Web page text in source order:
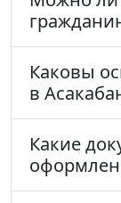
Каковы
в
Какие